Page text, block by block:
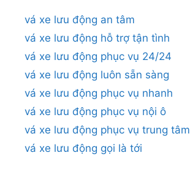
vá xe lưu động an tâm
vá xe lưu động hỗ trợ tận tình
vá xe lưu động phục vụ 24/24
vá xe lưu động luôn sẵn sàng
vá xe lưu động phục vụ nhanh
vá xe lưu động phục vụ nội ô
vá xe lưu động phục vụ trung tâm
vá xe lưu động gọi là tới